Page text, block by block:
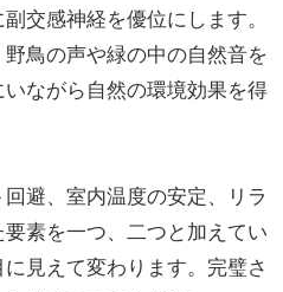
交感神経を優位にします。
鳥の声や緑の中の自然音を
ながら自然の環境効果を得
避、室内温度の安定、リラ
素を一つ、二つと加えてい
見えて変わります。完璧さ